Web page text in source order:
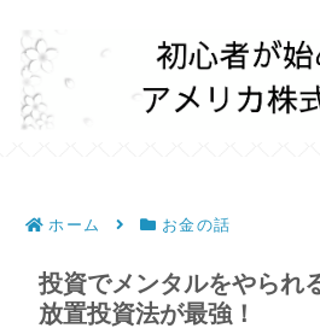
ホーム お金の話
投資でメンタルをやられ
放置投資法が最強！